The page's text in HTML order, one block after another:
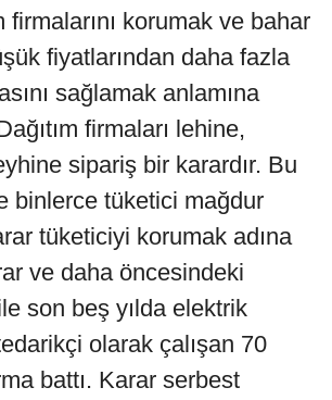
firmalarını korumak ve bahar
fiyatlarından daha fazla
sağlamak anlamına
firmaları lehine,
sipariş bir karardır. Bu
binlerce tüketici mağdur
tüketiciyi korumak adına
ve daha öncesindeki
son beş yılda elektrik
olarak çalışan 70
battı. Karar serbest